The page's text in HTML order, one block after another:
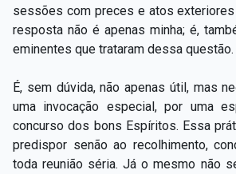
sessões com preces e atos
resposta não é apenas minha; é,
eminentes que trataram dessa questão.
É, sem dúvida, não apenas útil, mas
uma invocação especial, por uma
concurso dos bons Espíritos. Essa
predispor senão ao recolhimento,
toda reunião séria. Já o mesmo não